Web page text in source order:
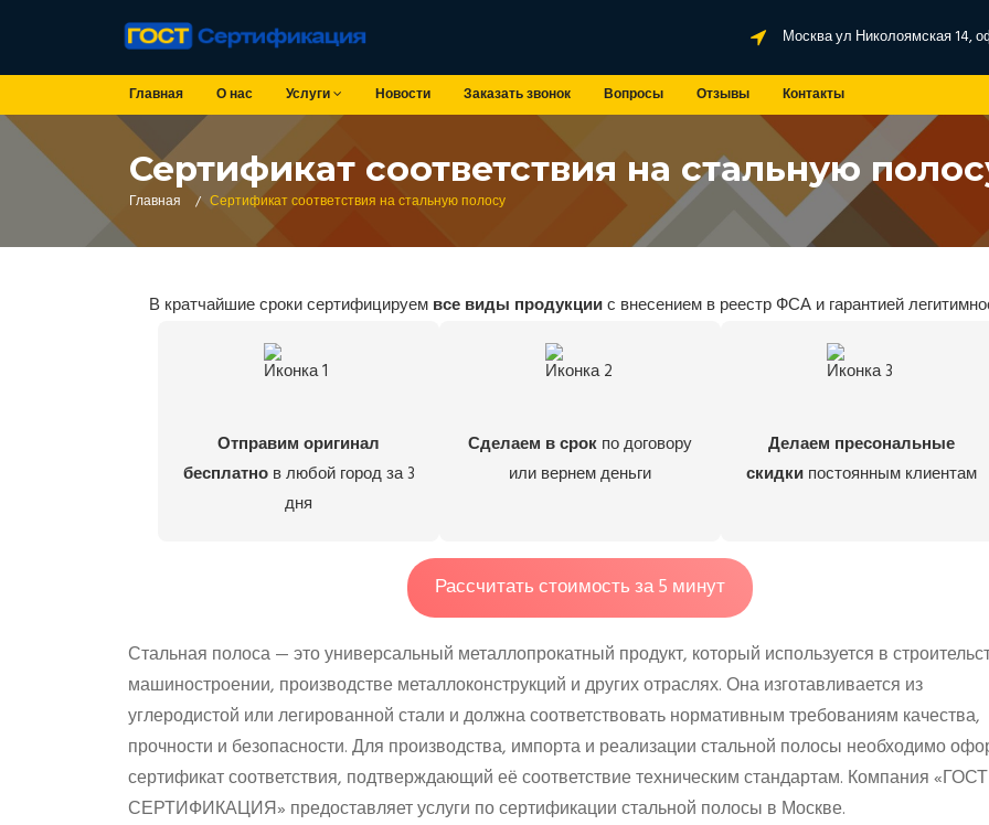
Москва ул Николоямская 14,
Главная О нас Услуги Новости Заказать звонок Вопросы Отзывы Контакты
Сертификат соответствия на стальную
Главная / Сертификат соответствия на стальную полосу
В кратчайшие сроки сертифицируем все виды продукциис внесением в реестр ФСА и гарантией
Отправим оригинал
бесплатнов любой город за 3
дня
Сделаем в срок по договору
или вернем деньги
Делаем пресональные
скидки постоянным клиентам
Рассчитать стоимость за 5 минут
Стальная полоса — это универсальный металлопрокатный продукт, который используется в
машиностроении, производстве металлоконструкций и других отраслях. Она изготавливается из
углеродистой или легированной стали и должна соответствовать нормативным требованиям качества,
прочности и безопасности. Для производства, импорта и реализации стальной полосы необходимо
сертификат соответствия, подтверждающий её соответствие техническим стандартам. Компания «ГОСТ
СЕРТИФИКАЦИЯ» предоставляет услуги по сертификации стальной полосы в Москве.